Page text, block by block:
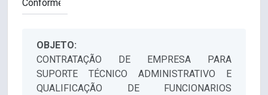
OBJETO:
CONTRATAÇÃO DE EMPRESA PARA
SUPORTE TÉCNICO ADMINISTRATIVO E
QUALIFICAÇÃO DE FUNCIONARIOS